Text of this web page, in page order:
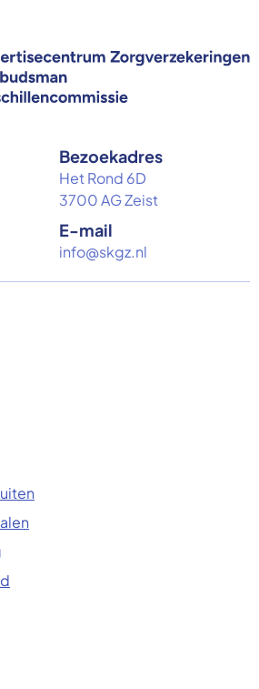
Bezoekadres
Het Rond 6D
3700 AG Zeist
E-mail
info@skgz.nl